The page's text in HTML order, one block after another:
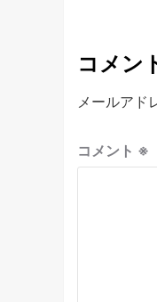
コメン
メールアド
コメント ※